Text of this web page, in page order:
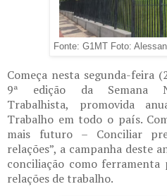
Fonte: G1MT Foto:
Começa nesta segunda-feira
9ª edição da Semana
Trabalhista, promovida
Trabalho em todo o país.
mais futuro – Conciliar
relações”, a campanha deste
conciliação como ferramenta
relações de trabalho.